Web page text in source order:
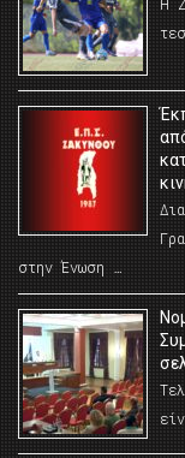
Η
στην Ένωση …